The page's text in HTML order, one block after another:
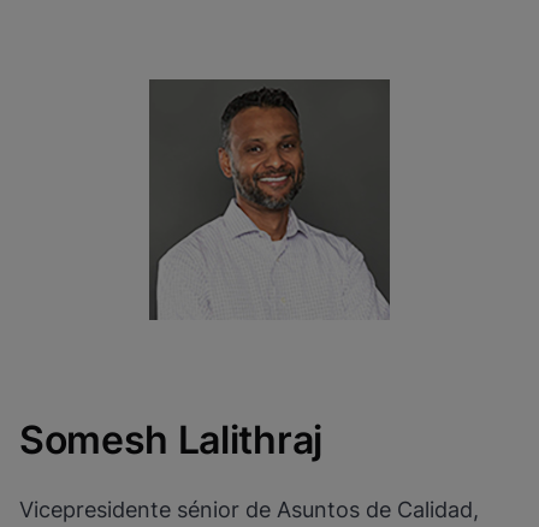
Somesh Lalithraj
Vicepresidente sénior de Asuntos de Calidad,